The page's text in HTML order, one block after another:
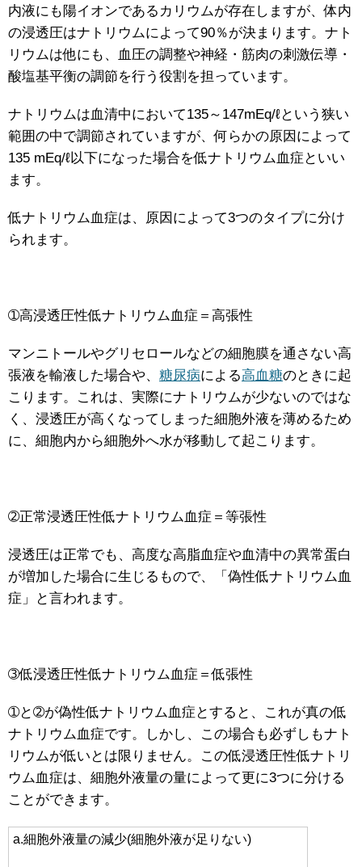
内液にも陽イオンであるカリウムが存在しますが、体内
の浸透圧はナトリウムによって90％が決まります。ナト
リウムは他にも、血圧の調整や神経・筋肉の刺激伝導・
酸塩基平衡の調節を行う役割を担っています。
ナトリウムは血清中において135～147mEq/ℓという狭い
範囲の中で調節されていますが、何らかの原因によって
135 mEq/ℓ以下になった場合を低ナトリウム血症といい
ます。
低ナトリウム血症は、原因によって3つのタイプに分け
られます。
➀高浸透圧性低ナトリウム血症＝高張性
マンニトールやグリセロールなどの細胞膜を通さない高
張液を輸液した場合や、 糖尿病による高血糖のときに起
こります。これは、実際にナトリウムが少ないのではな
く、浸透圧が高くなってしまった細胞外液を薄めるため
に、細胞内から細胞外へ水が移動して起こります。
➁正常浸透圧性低ナトリウム血症＝等張性
浸透圧は正常でも、高度な高脂血症や血清中の異常蛋白
が増加した場合に生じるもので、「偽性低ナトリウム血
症」と言われます。
➂低浸透圧性低ナトリウム血症＝低張性
➀と➁が偽性低ナトリウム血症とすると、これが真の低
ナトリウム血症です。しかし、この場合も必ずしもナト
リウムが低いとは限りません。この低浸透圧性低ナトリ
ウム血症は、細胞外液量の量によって更に3つに分ける
ことができます。
a.細胞外液量の減少(細胞外液が足りない)